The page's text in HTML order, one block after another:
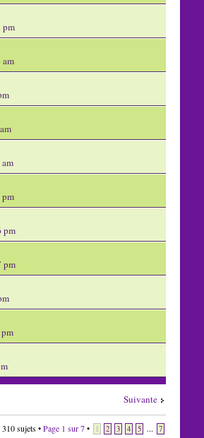
pm
pm
pm
Suivante
310 sujets •Page 1 sur7• 1 2 3 4 5 ... 7